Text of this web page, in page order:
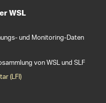
WSL
und Monitoring-Daten
von WSL und SLF
(LFI)